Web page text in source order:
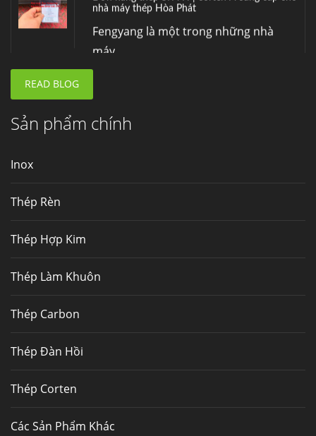
nhà máy thép Hòa Phát
Fengyang là một trong những nhà
máy...
nhất, Mua Inconel 625 tại Việt Nam
Hợp kim N06625 là hợp kim chịu
READ BLOG
Sản phẩm chính
Inox
Thép Rèn
Thép Hợp Kim
Thép Làm Khuôn
Thép Carbon
Thép Đàn Hồi
Thép Corten
Các Sản Phẩm Khác